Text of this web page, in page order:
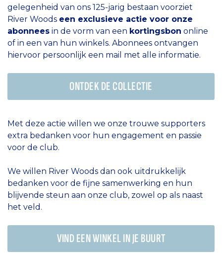
gelegenheid van ons 125-jarig bestaan voorziet
River Woods een exclusieve actie voor onze
abonnees in de vorm van een kortingsbon online
of in een van hun winkels. Abonnees ontvangen
hiervoor persoonlijk een mail met alle informatie.
ONTDEK DE COLLECTIE
Met deze actie willen we onze trouwe supporters
extra bedanken voor hun engagement en passie
voor de club.
We willen River Woods dan ook uitdrukkelijk
bedanken voor de fijne samenwerking en hun
blijvende steun aan onze club, zowel op als naast
het veld.
VIND EEN WINKEL IN JE BUURT